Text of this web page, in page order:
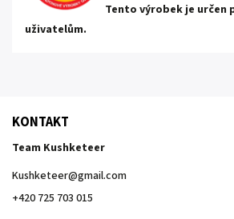
Tento výrobek je určen
uživatelům.
KONTAKT
Team Kushketeer
Kushketeer@gmail.com
+420 725 703 015